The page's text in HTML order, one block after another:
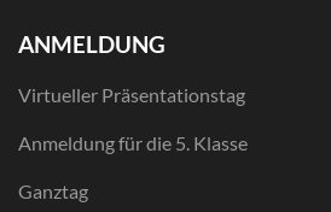
ANMELDUNG
Virtueller Präsentationstag
Anmeldung für die 5. Klasse
Ganztag